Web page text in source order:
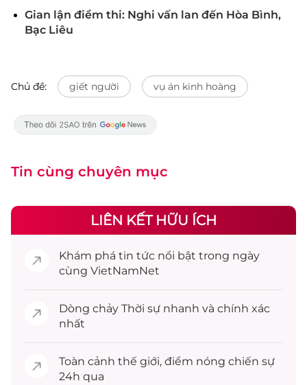
Gian lận điểm thi: Nghi vấn lan đến Hòa Bình,
Bạc Liêu
Chủ đề: giết người vụ án kinh hoàng
Tin cùng chuyên mục
LIÊN KẾT HỮU ÍCH
Khám phá tin tức nổi bật trong ngày
cùng VietNamNet
Dòng chảy Thời sự nhanh và chính xác
nhất
Toàn cảnh thế giới, điểm nóng chiến sự
24h qua